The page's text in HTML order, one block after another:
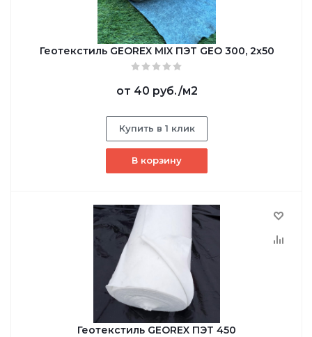
Геотекстиль GEОREX MIX ПЭТ GEO 300, 2х50
от 40 руб./м2
Купить в 1 клик
В корзину
Геотекстиль GEОREX ПЭТ 450